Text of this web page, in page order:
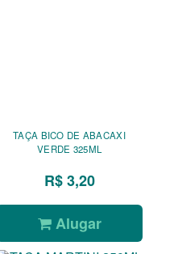
TAÇA BICO DE ABACAXI
VERDE 325ML
R$ 3,20
Alugar